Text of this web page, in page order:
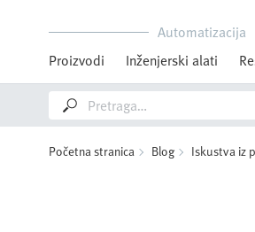
Automatizacija
Proizvodi
Inženjerski alati
Početna stranica Blog Iskustva iz